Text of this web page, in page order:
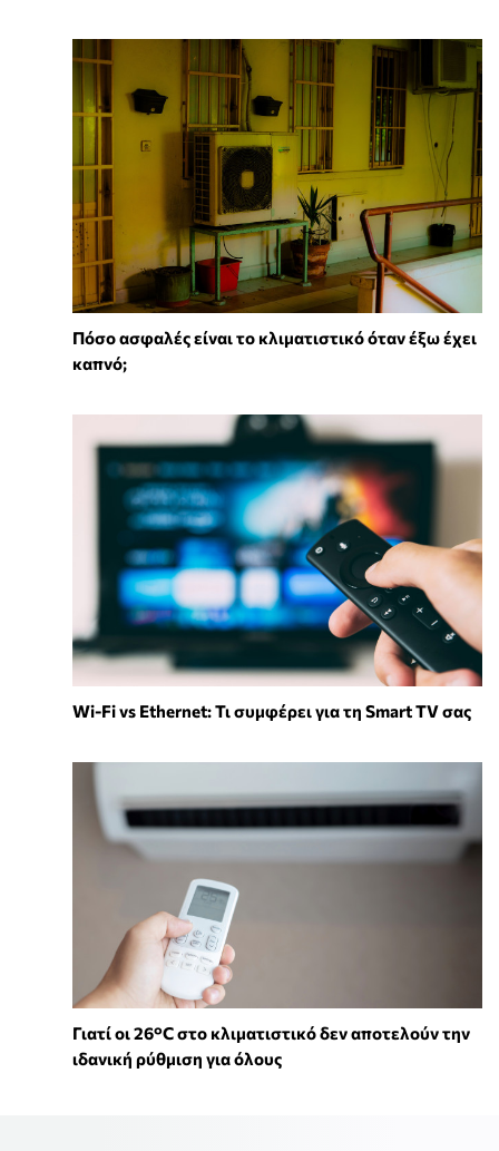
Πόσο ασφαλές είναι το κλιματιστικό όταν έξω έχει
καπνό;
Wi-Fi vs Ethernet: Τι συμφέρει για τη Smart TV σας
Γιατί οι 26°C στο κλιματιστικό δεν αποτελούν την
ιδανική ρύθμιση για όλους